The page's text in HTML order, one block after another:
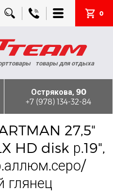
0
товары для отдыха
Острякова, 90
+7 (978) 134-32-84
27,5"
HD disk р.19",
глянец